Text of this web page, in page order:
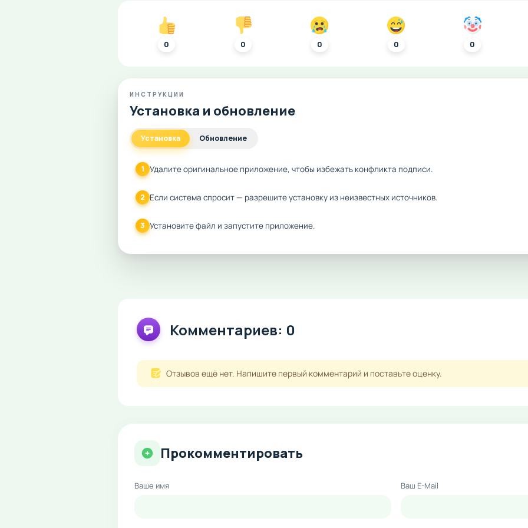
0 0 0 0 0
ИНСТРУКЦИИ
Установка и обновление
Установка Обновление
1 Удалите оригинальное приложение, чтобы избежать конфликта подписи.
2 Если система спросит — разрешите установку из неизвестных источников.
3 Установите файл и запустите приложение.
Комментариев: 0
Отзывов ещё нет. Напишите первый комментарий и поставьте оценку.
Прокомментировать
Ваше имя Ваш E-Mail